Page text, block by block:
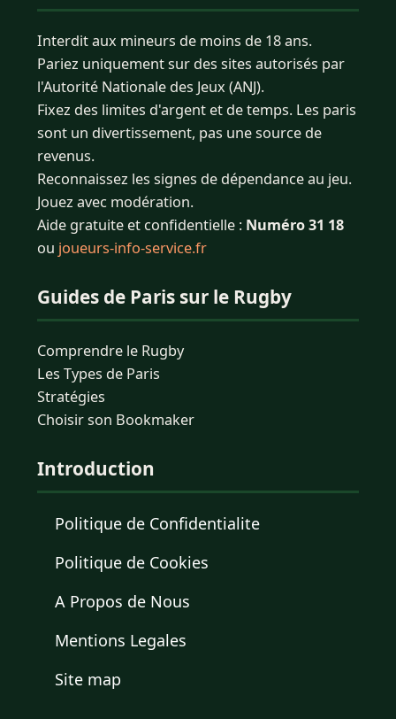
Interdit aux mineurs de moins de 18 ans.
Pariez uniquement sur des sites autorisés par
l'Autorité Nationale des Jeux (ANJ).
Fixez des limites d'argent et de temps. Les paris
sont un divertissement, pas une source de
revenus.
Reconnaissez les signes de dépendance au jeu.
Jouez avec modération.
Aide gratuite et confidentielle : Numéro 31 18
ou joueurs-info-service.fr
Guides de Paris sur le Rugby
Comprendre le Rugby
Les Types de Paris
Stratégies
Choisir son Bookmaker
Introduction
Politique de Confidentialite
Politique de Cookies
A Propos de Nous
Mentions Legales
Site map